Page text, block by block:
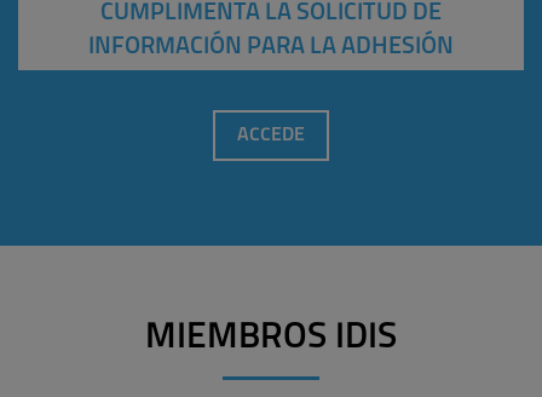
CUMPLIMENTA LA SOLICITUD DE
INFORMACIÓN PARA LA ADHESIÓN
ACCEDE
MIEMBROS IDIS